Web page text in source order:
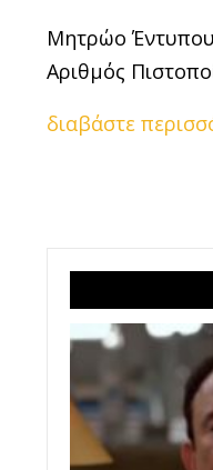
Μητρώο
Αριθμός
διαβάστε